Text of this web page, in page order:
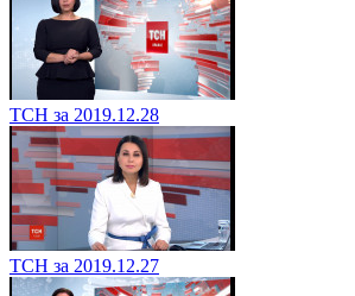
ТСН за 2019.12.28
ТСН за 2019.12.27